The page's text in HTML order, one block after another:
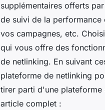
supplémentaires offerts
de suivi de la
vos campagnes, etc.
qui vous offre des
de netlinking. En suivant
plateforme de netlinking
tirer parti d'une
article complet :